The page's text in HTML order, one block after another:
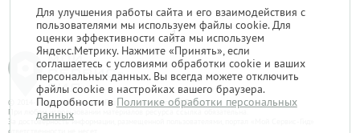
1
© 2014-2026. «Мой Сервис-Гид» – проект группы «Текарт».
При любом использовании материалов ресурса ссылка обязательна.
За достоверность информации, размещенной пользователями, портал «Мой Сервис-Гид»
Для улучшения работы сайта и его взаимодействия с
пользователями мы используем файлы cookie. Для
оценки эффективности сайта мы используем
Яндекс.Метрику. Нажмите «Принять», если
соглашаетесь с условиями обработки cookie и ваших
персональных данных. Вы всегда можете отключить
файлы cookie в настройках вашего браузера.
Подробности в Политике обработки персональных
данных